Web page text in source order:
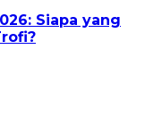
Siapa yang